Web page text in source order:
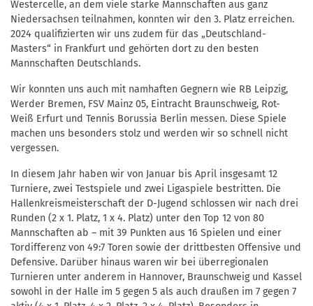
Westercelle, an dem viele starke Mannschaften aus ganz
Niedersachsen teilnahmen, konnten wir den 3. Platz erreichen.
2024 qualifizierten wir uns zudem für das „Deutschland-
Masters“ in Frankfurt und gehörten dort zu den besten
Mannschaften Deutschlands.
Wir konnten uns auch mit namhaften Gegnern wie RB Leipzig,
Werder Bremen, FSV Mainz 05, Eintracht Braunschweig, Rot-
Weiß Erfurt und Tennis Borussia Berlin messen. Diese Spiele
machen uns besonders stolz und werden wir so schnell nicht
vergessen.
In diesem Jahr haben wir von Januar bis April insgesamt 12
Turniere, zwei Testspiele und zwei Ligaspiele bestritten. Die
Hallenkreismeisterschaft der D-Jugend schlossen wir nach drei
Runden (2 x 1. Platz, 1 x 4. Platz) unter den Top 12 von 80
Mannschaften ab – mit 39 Punkten aus 16 Spielen und einer
Tordifferenz von 49:7 Toren sowie der drittbesten Offensive und
Defensive. Darüber hinaus waren wir bei überregionalen
Turnieren unter anderem in Hannover, Braunschweig und Kassel
sowohl in der Halle im 5 gegen 5 als auch draußen im 7 gegen 7